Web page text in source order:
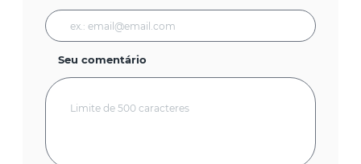
Seu comentário